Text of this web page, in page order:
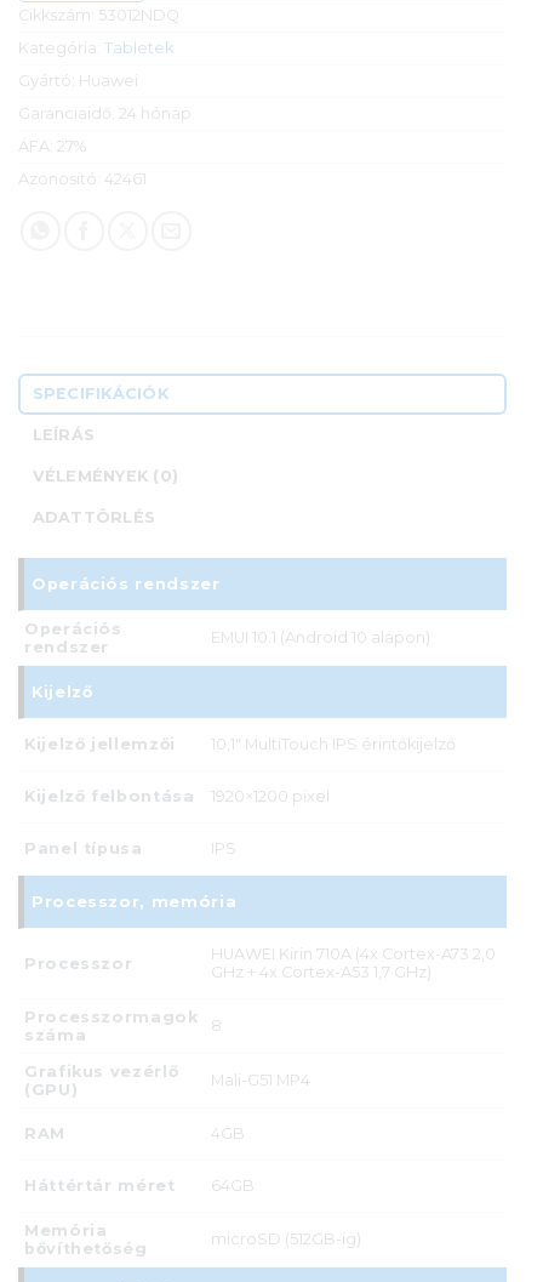
Cikkszám: 53012NDQ
Kategória: Tabletek
Gyártó: Huawei
Garanciaidő: 24 hónap
ÁFA: 27%
Azonosító: 42461
SPECIFIKÁCIÓK
LEÍRÁS
VÉLEMÉNYEK (0)
ADATTÖRLÉS
Operációs rendszer
Operációs
rendszer
EMUI 10.1 (Android 10 alapon)
Kijelző
Kijelző jellemzői 10,1" MultiTouch IPS érintőkijelző
Kijelző felbontása 1920×1200 pixel
Panel típusa IPS
Processzor, memória
Processzor
HUAWEI Kirin 710A (4x Cortex-A73 2,0
GHz + 4x Cortex-A53 1,7 GHz)
Processzormagok
száma
8
Grafikus vezérlő
(GPU)
Mali-G51 MP4
RAM 4GB
Háttértár méret 64GB
Memória
bővíthetőség
microSD (512GB-ig)